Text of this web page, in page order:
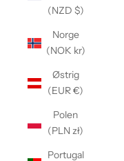
(NZD $)
Norge
(NOK kr)
Østrig
(EUR €)
Polen
(PLN zł)
Portugal